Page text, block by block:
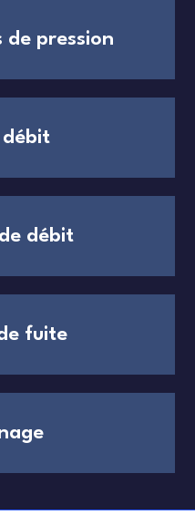
de pression
débit
débit
fuite